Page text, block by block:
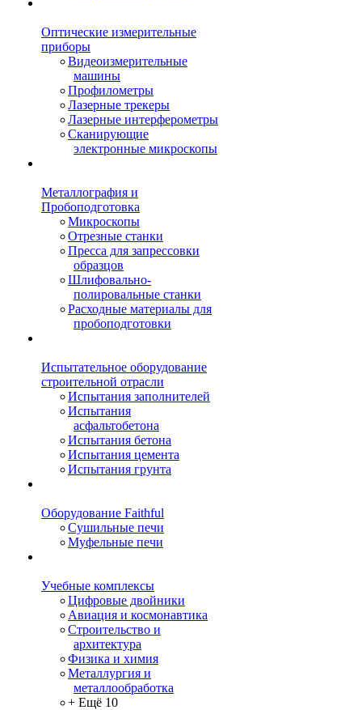
Оптические измерительные
приборы
Видеоизмерительные
машины
Профилометры
Лазерные трекеры
Лазерные интерферометры
Сканирующие
электронные микроскопы
Металлография и
Пробоподготовка
Микроскопы
Отрезные станки
Пресса для запрессовки
образцов
Шлифовально-
полировальные станки
Расходные материалы для
пробоподготовки
Испытательное оборудование
строительной отрасли
Испытания заполнителей
Испытания
асфальтобетона
Испытания бетона
Испытания цемента
Испытания грунта
Оборудование Faithful
Сушильные печи
Муфельные печи
Учебные комплексы
Цифровые двойники
Авиация и космонавтика
Строительство и
архитектура
Физика и химия
Металлургия и
металлообработка
+ Ещё 10